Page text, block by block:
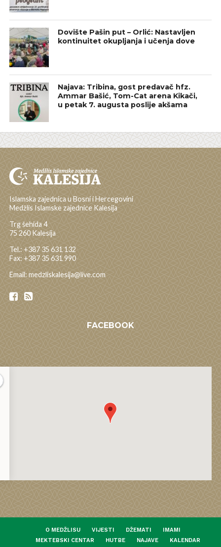
Dovište Pašin put – Orlić: Nastavljen
kontinuitet okupljanja i učenja dove
Najava: Tribina, gost predavač hfz.
Ammar Bašić, Tom-Cat arena Kikači,
u petak 7. augusta poslije akšama
Islamska zajednica u Bosni i Hercegovini
Medžlis Islamske zajednice Kalesija
Trg šehida 4
75 260 Kalesija
Tel.: +387 35 631 132
Fax: +387 35 631 990
Email: medzliskalesija@live.com
FACEBOOK
O MEDŽLISU VIJESTI DŽEMATI
IMAMI
MEKTEBSKI CENTAR
HUTBE NAJAVE KALENDAR